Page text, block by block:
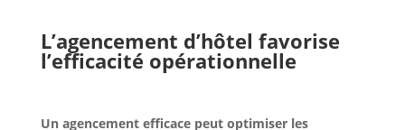
L’agencement d’hôtel favorise
l’efficacité opérationnelle
Un agencement efficace peut optimiser les